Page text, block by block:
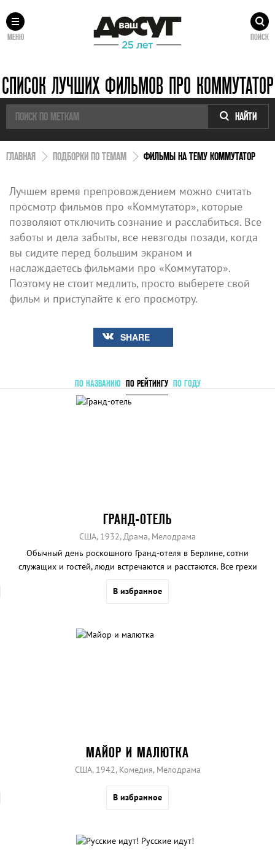
МЕНЮ ПОИСК
СПИСОК ЛУЧШИХ ФИЛЬМОВ ПРО КОММУТАТОР
НАЙТИ
ГЛАВНАЯ ПОДБОРКИ ПО ТЕМАМ ФИЛЬМЫ НА ТЕМУ КОММУТАТОР
Лучшем время препровождением можно считать
просмотр фильмов про «Коммутатор», которые
позволяют отключить сознание и расслабиться. Все
заботы и дела забыты, все невзгоды позади, когда
вы сидите перед большим экраном и
наслаждаетесь фильмами про «Коммутатор».
Поэтому не стоит медлить, просто выберете свой
фильм и приступайте к его просмотру.
SHARE
ПО НАЗВАНИЮ ПО РЕЙТИНГУ ПО ГОДУ
ГРАНД-ОТЕЛЬ
США, 1932, Драма, Мелодрама
Обычный день роскошного Гранд-отеля в Берлине, сотни
служащих и гостей, люди встречаются и расстаются. Все грехи
В избранное
МАЙОР И МАЛЮТКА
США, 1942, Комедия, Мелодрама
В избранное